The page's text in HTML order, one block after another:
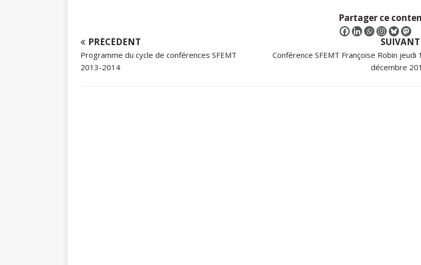
Partager ce
PRÉCÉDENT
Programme du cycle de conférences SFEMT
2013-2014
SUIVANT
Conférence SFEMT Françoise Robin jeudi
décembre